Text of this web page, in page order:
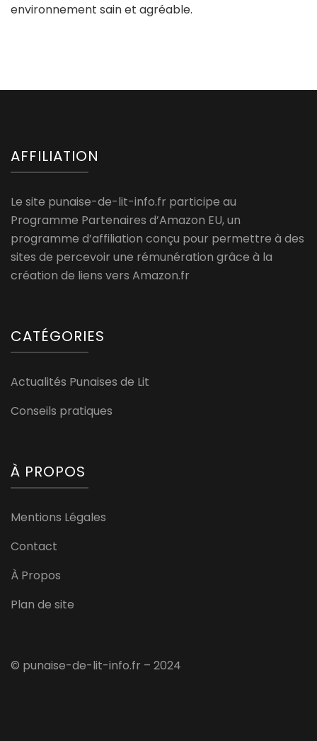
environnement sain et agréable.
AFFILIATION
Le site punaise-de-lit-info.fr participe au
Programme Partenaires d’Amazon EU, un
programme d’affiliation conçu pour permettre à des
sites de percevoir une rémunération grâce à la
création de liens vers Amazon.fr
CATÉGORIES
Actualités Punaises de Lit
Conseils pratiques
À PROPOS
Mentions Légales
Contact
À Propos
Plan de site
© punaise-de-lit-info.fr – 2024